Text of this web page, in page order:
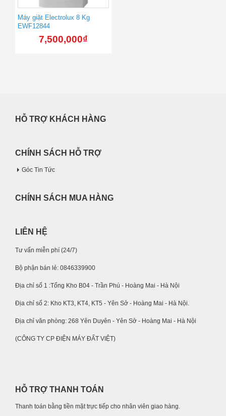
Máy giặt Electrolux 8 Kg
EWF12844
7,500,000₫
HỖ TRỢ KHÁCH HÀNG
CHÍNH SÁCH HỖ TRỢ
Góc Tin Tức
CHÍNH SÁCH MUA HÀNG
LIÊN HỆ
Tư vấn miễn phí (24/7)
Bộ phận bán lẻ: 0846339900
Địa chỉ số 1 :Tổng Kho B04 - Trần Phú - Hoàng Mai - Hà Nội
Địa chỉ số 2: Kho KT3, KT4, KT5 - Yên Sở - Hoàng Mai - Hà Nội.
Địa chỉ văn phòng: 268 Yên Duyên - Yên Sở - Hoàng Mai - Hà Nội
(CÔNG TY CP ĐIỆN MÁY ĐẤT VIỆT)
HỖ TRỢ THANH TOÁN
Thanh toán bằng tiền mặt trực tiếp cho nhân viên giao hàng.